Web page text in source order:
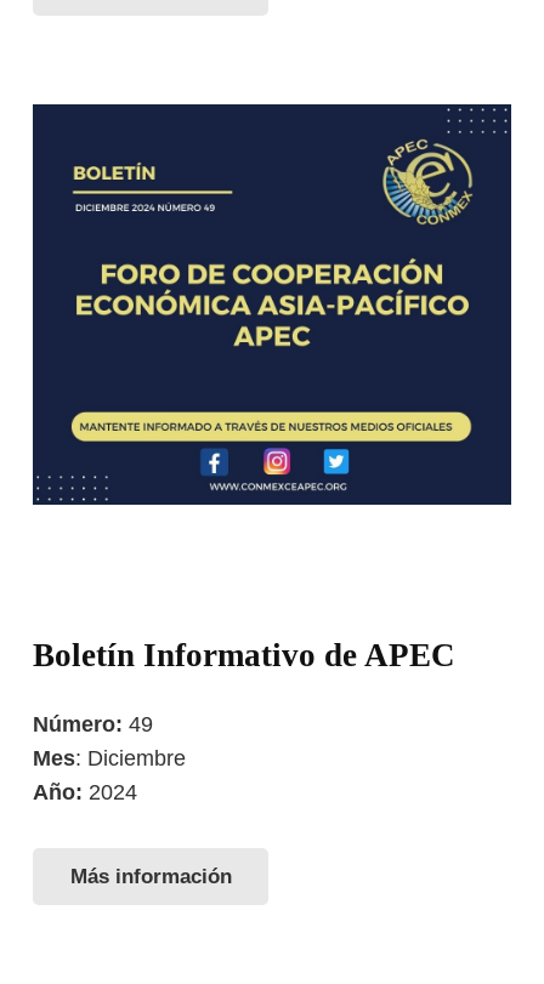
Boletín Informativo de APEC
Número: 49
Mes: Diciembre
Año: 2024
Más información